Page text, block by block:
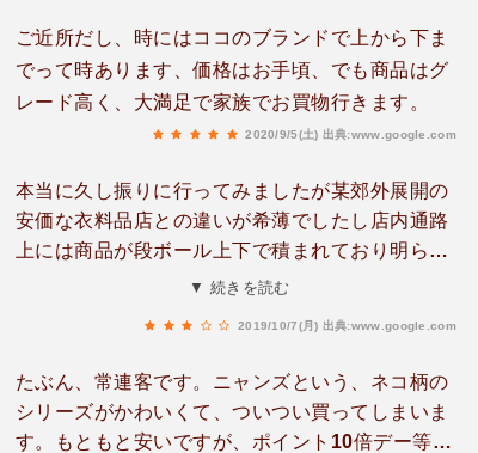
ご近所だし、時にはココのブランドで上から下ま
でって時あります、価格はお手頃、でも商品はグ
レード高く、大満足で家族でお買物行きます。
2020/9/5(土) 出典:www.google.com
本当に久し振りに行ってみましたが某郊外展開の
安価な衣料品店との違いが希薄でしたし店内通路
上には商品が段ボール上下で積まれており明らか
に手が足りていない様子結構な時間を掛けて赴い
向くことはないと思います辛辣とは思いますが、
敢えて時間の無駄と云わせていただきます。
▼ 続きを読む
2019/10/7(月) 出典:www.google.com
たぶん、常連客です。ニャンズという、ネコ柄の
シリーズがかわいくて、ついつい買ってしまいま
す。もともと安いですが、ポイント10倍デー等、